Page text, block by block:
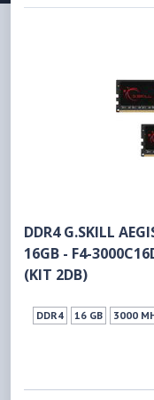
DDR4 G.SKILL
16GB - F4-
(KIT 2DB)
DDR4 16 GB 3000